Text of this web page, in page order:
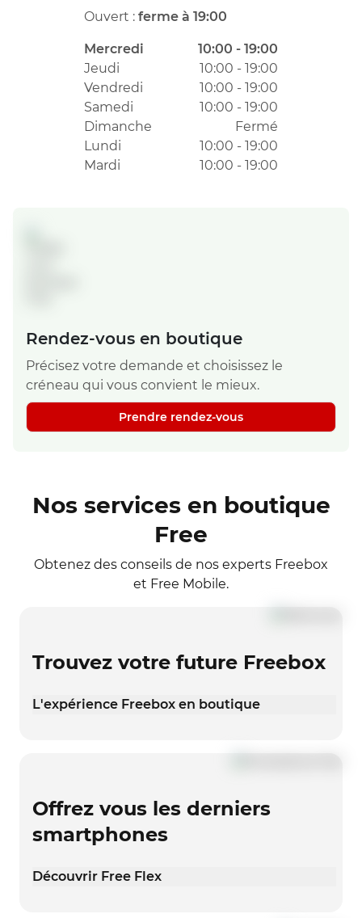
Ouvert : ferme à 19:00
Mercredi
10:00 - 19:00
Jeudi
10:00 - 19:00
Vendredi
10:00 - 19:00
Samedi
10:00 - 19:00
Dimanche
Fermé
Lundi
10:00 - 19:00
Mardi
10:00 - 19:00
Rendez-vous en boutique
Précisez votre demande et choisissez le
créneau qui vous convient le mieux.
Prendre rendez-vous
Nos services en boutique
Free
Obtenez des conseils de nos experts Freebox
et Free Mobile.
Trouvez votre future Freebox
L'expérience Freebox en boutique
Offrez vous les derniers
smartphones
Découvrir Free Flex